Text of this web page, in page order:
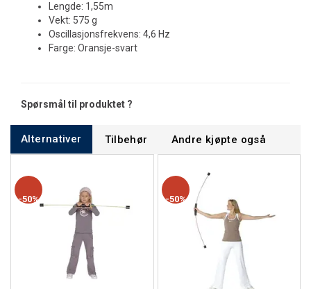
Lengde: 1,55m
Vekt: 575 g
Oscillasjonsfrekvens: 4,6 Hz
Farge: Oransje-svart
Spørsmål til produktet ?
Alternativer Tilbehør Andre kjøpte også
50% 50%